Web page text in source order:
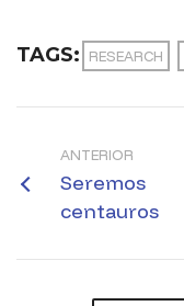
TAGS: RESEARCH
ANTERIOR
Seremos
centauros